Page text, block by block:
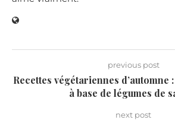
previous post
Recettes végétariennes d’automne
à base de légumes de
next post